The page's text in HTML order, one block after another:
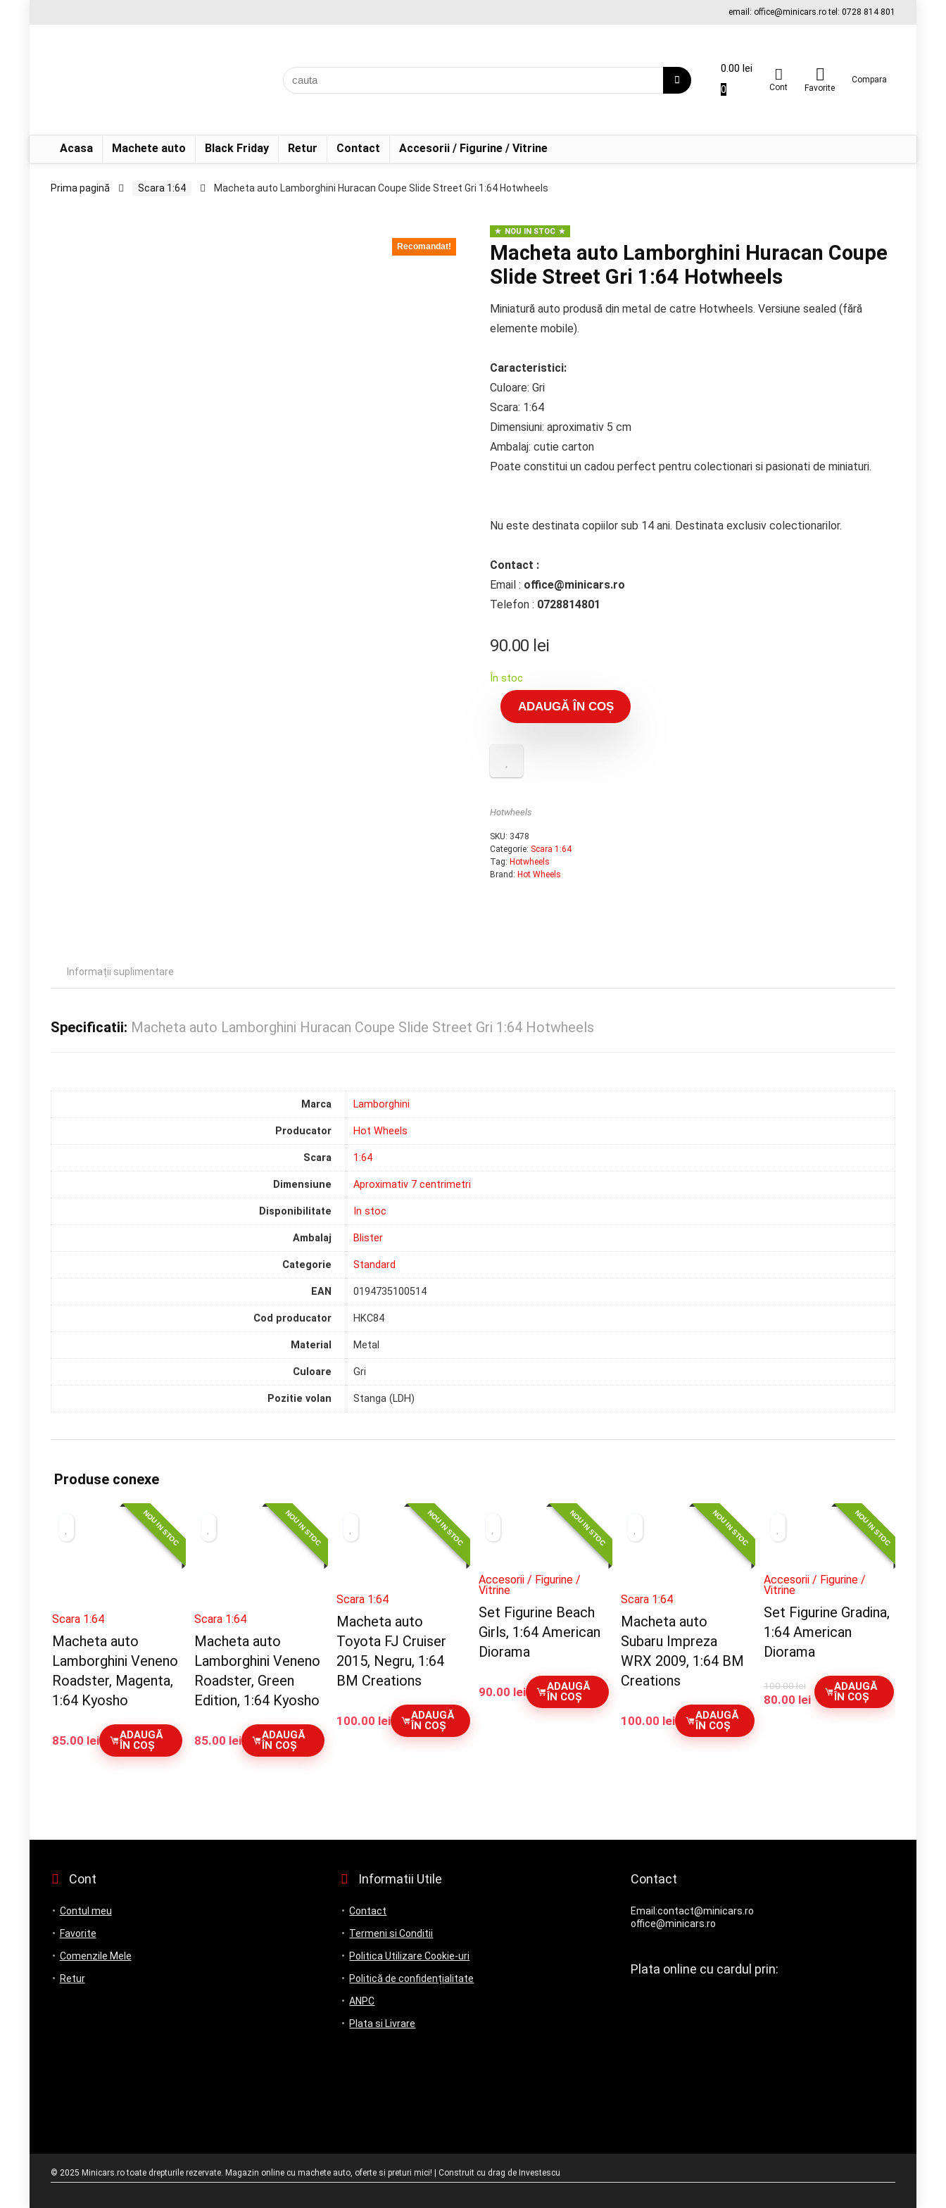
email: office@minicars.ro tel: 0728 814 801
0.00 lei
0
Cont Favorite
Compara
Acasa Machete auto Black Friday Retur Contact Accesorii / Figurine / Vitrine
Prima pagină Scara 1:64 Macheta auto Lamborghini Huracan Coupe Slide Street Gri 1:64 Hotwheels
Recomandat!
NOU IN STOC
Macheta auto Lamborghini Huracan Coupe
Slide Street Gri 1:64 Hotwheels
Miniatură auto produsă din metal de catre Hotwheels. Versiune sealed (fără
elemente mobile).
Caracteristici:
Culoare: Gri
Scara: 1:64
Dimensiuni: aproximativ 5 cm
Ambalaj: cutie carton
Poate constitui un cadou perfect pentru colectionari si pasionati de miniaturi.
Nu este destinata copiilor sub 14 ani. Destinata exclusiv colectionarilor.
Contact :
Email : office@minicars.ro
Telefon : 0728814801
90.00 lei
În stoc
ADAUGĂ ÎN COȘ
Hotwheels
SKU: 3478
Categorie: Scara 1:64
Tag: Hotwheels
Brand: Hot Wheels
Informații suplimentare
Specificatii: Macheta auto Lamborghini Huracan Coupe Slide Street Gri 1:64 Hotwheels
Marca Lamborghini
Producator Hot Wheels
Scara 1:64
Dimensiune Aproximativ 7 centrimetri
Disponibilitate In stoc
Ambalaj Blister
Categorie Standard
EAN 0194735100514
Cod producator HKC84
Material Metal
Culoare Gri
Pozitie volan Stanga (LDH)
Produse conexe
NOU IN STOC
Scara 1:64
Macheta auto
Lamborghini Veneno
Roadster, Magenta,
1:64 Kyosho
85.00 lei
ADAUGĂ
ÎN COȘ
NOU IN STOC
Scara 1:64
Macheta auto
Lamborghini Veneno
Roadster, Green
Edition, 1:64 Kyosho
85.00 lei
ADAUGĂ
ÎN COȘ
NOU IN STOC
Scara 1:64
Macheta auto
Toyota FJ Cruiser
2015, Negru, 1:64
BM Creations
100.00 lei
ADAUGĂ
ÎN COȘ
NOU IN STOC
Accesorii / Figurine /
Vitrine
Set Figurine Beach
Girls, 1:64 American
Diorama
90.00 lei
ADAUGĂ
ÎN COȘ
NOU IN STOC
Scara 1:64
Macheta auto
Subaru Impreza
WRX 2009, 1:64 BM
Creations
100.00 lei
ADAUGĂ
ÎN COȘ
NOU IN STOC
Accesorii / Figurine /
Vitrine
Set Figurine Gradina,
1:64 American
Diorama
100.00lei
Prețul
80.00 leiPrețul
curent
ADAUGĂ
ÎN COȘ
Cont
Contul meu
Favorite
Comenzile Mele
Retur
Informatii Utile
Contact
Termeni si Conditii
Politica Utilizare Cookie-uri
Politică de confidențialitate
ANPC
Plata si Livrare
Contact
Email:contact@minicars.ro
office@minicars.ro
Plata online cu cardul prin:
© 2025 Minicars.ro toate drepturile rezervate. Magazin online cu machete auto, oferte si preturi mici! | Construit cu drag de Investescu